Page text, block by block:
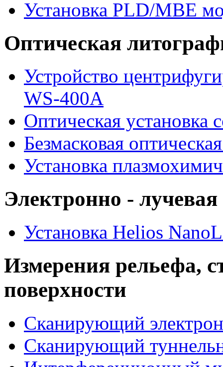
Установка PLD/MBE
Оптическая
Устройство
WS-400A
Оптическая установка
Безмасковая
Установка
Электронно -
Установка Helios
Измерения рельефа,
поверхности
Сканирующий
Сканирующий